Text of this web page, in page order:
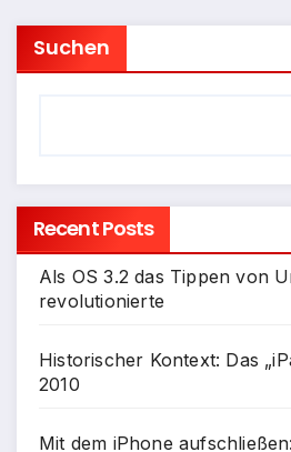
Beiträge
Suchen
Recent Posts
Als OS 3.2 das Tippen von
revolutionierte
Historischer Kontext: Das
2010
Mit dem iPhone